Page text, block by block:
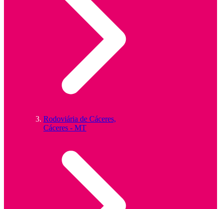
Rodoviária de Cáceres,
Cáceres - MT